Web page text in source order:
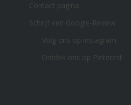
Contact pagina
Schrijf een Google-Review
Volg ons op instagram
Ontdek ons op Pinterest